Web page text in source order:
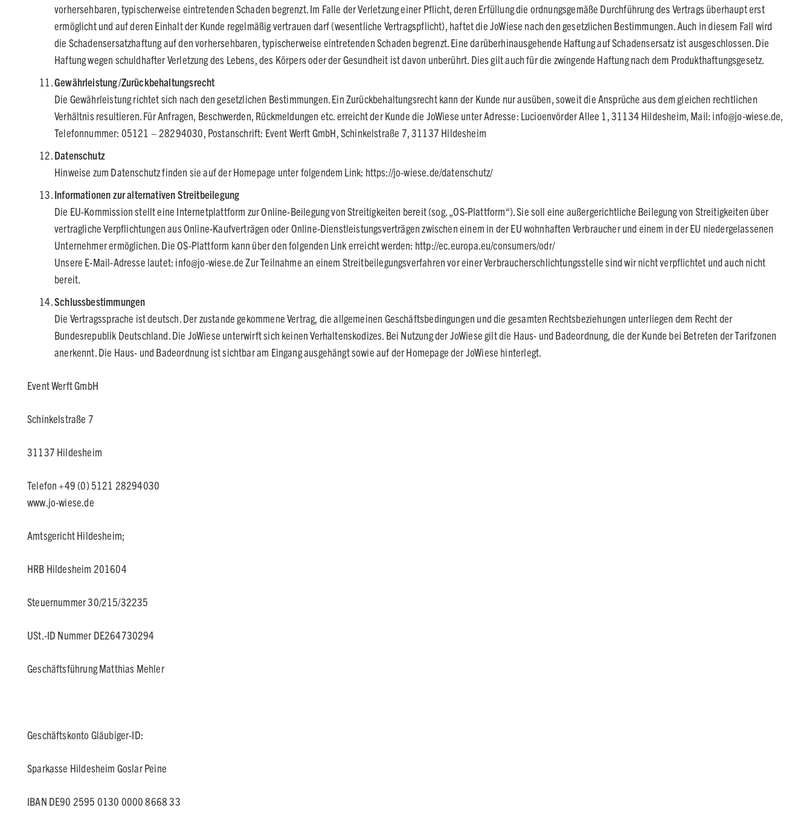
vorhersehbaren, typischerweise eintretenden Schaden begrenzt. Im Falle der Verletzung einer Pflicht, deren Erfüllung die ordnungsgemäße Durchführung des Vertrags überhaupt erst
ermöglicht und auf deren Einhalt der Kunde regelmäßig vertrauen darf (wesentliche Vertragspflicht), haftet die JoWiese nach den gesetzlichen Bestimmungen. Auch in diesem Fall wird
die Schadensersatzhaftung auf den vorhersehbaren, typischerweise eintretenden Schaden begrenzt. Eine darüberhinausgehende Haftung auf Schadensersatz ist ausgeschlossen. Die
Haftung wegen schuldhafter Verletzung des Lebens, des Körpers oder der Gesundheit ist davon unberührt. Dies gilt auch für die zwingende Haftung nach dem Produkthaftungsgesetz.
Gewährleistung/Zurückbehaltungsrecht
Die Gewährleistung richtet sich nach den gesetzlichen Bestimmungen. Ein Zurückbehaltungsrecht kann der Kunde nur ausüben, soweit die Ansprüche aus dem gleichen rechtlichen
Verhältnis resultieren. Für Anfragen, Beschwerden, Rückmeldungen etc. erreicht der Kunde die JoWiese unter Adresse: Lucioenvörder Allee 1, 31134 Hildesheim, Mail: info@jo-wiese.de,
Telefonnummer: 05121 – 28294030, Postanschrift: Event Werft GmbH, Schinkelstraße 7, 31137 Hildesheim
Datenschutz
Hinweise zum Datenschutz finden sie auf der Homepage unter folgendem Link: https://jo-wiese.de/datenschutz/
Informationen zur alternativen Streitbeilegung
Die EU-Kommission stellt eine Internetplattform zur Online-Beilegung von Streitigkeiten bereit (sog. „OS-Plattform“). Sie soll eine außergerichtliche Beilegung von Streitigkeiten über
vertragliche Verpflichtungen aus Online-Kaufverträgen oder Online-Dienstleistungsverträgen zwischen einem in der EU wohnhaften Verbraucher und einem in der EU niedergelassenen
Unternehmer ermöglichen. Die OS-Plattform kann über den folgenden Link erreicht werden: http://ec.europa.eu/consumers/odr/
Unsere E-Mail-Adresse lautet: info@jo-wiese.de Zur Teilnahme an einem Streitbeilegungsverfahren vor einer Verbraucherschlichtungsstelle sind wir nicht verpflichtet und auch nicht
bereit.
Schlussbestimmungen
Die Vertragssprache ist deutsch. Der zustande gekommene Vertrag, die allgemeinen Geschäftsbedingungen und die gesamten Rechtsbeziehungen unterliegen dem Recht der
Bundesrepublik Deutschland. Die JoWiese unterwirft sich keinen Verhaltenskodizes. Bei Nutzung der JoWiese gilt die Haus- und Badeordnung, die der Kunde bei Betreten der Tarifzonen
anerkennt. Die Haus- und Badeordnung ist sichtbar am Eingang ausgehängt sowie auf der Homepage der JoWiese hinterlegt.
Event Werft GmbH
Schinkelstraße 7
31137 Hildesheim
Telefon +49 (0) 5121 28294030
www.jo-wiese.de
Amtsgericht Hildesheim;
HRB Hildesheim 201604
Steuernummer 30/215/32235
USt.-ID Nummer DE264730294
Geschäftsführung Matthias Mehler
Geschäftskonto Gläubiger-ID:
Sparkasse Hildesheim Goslar Peine
IBAN DE90 2595 0130 0000 8668 33